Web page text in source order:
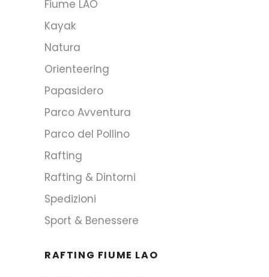
Fiume LAO
Kayak
Natura
Orienteering
Papasidero
Parco Avventura
Parco del Pollino
Rafting
Rafting & Dintorni
Spedizioni
Sport & Benessere
RAFTING FIUME LAO